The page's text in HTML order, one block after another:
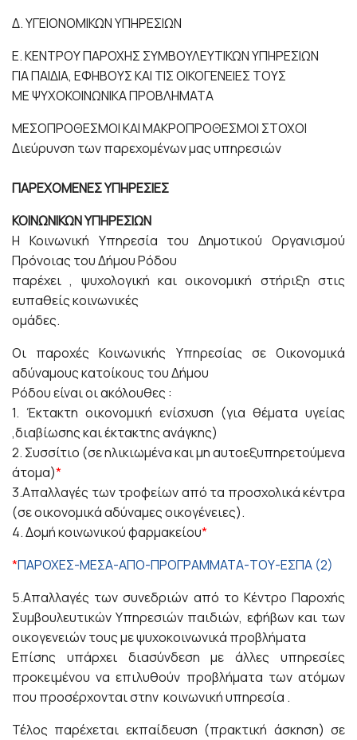
Δ. ΥΓΕΙΟΝΟΜΙΚΩΝ ΥΠΗΡΕΣΙΩΝ
Ε. ΚΕΝΤΡΟΥ ΠΑΡΟΧΗΣ ΣΥΜΒΟΥΛΕΥΤΙΚΩΝ ΥΠΗΡΕΣΙΩΝ
ΓΙΑ ΠΑΙΔΙΑ, ΕΦΗΒΟΥΣ ΚΑΙ ΤΙΣ ΟΙΚΟΓΕΝΕΙΕΣ ΤΟΥΣ
ΜΕ ΨΥΧΟΚΟΙΝΩΝΙΚΑ ΠΡΟΒΛΗΜΑΤΑ
ΜΕΣΟΠΡΟΘΕΣΜΟΙ ΚΑΙ ΜΑΚΡΟΠΡΟΘΕΣΜΟΙ ΣΤΟΧΟΙ
Διεύρυνση των παρεχομένων μας υπηρεσιών
ΠΑΡΕΧΟΜΕΝΕΣ ΥΠΗΡΕΣΙΕΣ
ΚΟΙΝΩΝΙΚΩΝ ΥΠΗΡΕΣΙΩΝ
Η Κοινωνική Υπηρεσία του Δημοτικού Οργανισμού
Πρόνοιας του Δήμου Ρόδου
παρέχει , ψυχολογική και οικονομική στήριξη στις
ευπαθείς κοινωνικές
ομάδες.
Οι παροχές Κοινωνικής Υπηρεσίας σε Οικονομικά
αδύναμους κατοίκους του Δήμου
Ρόδου είναι οι ακόλουθες :
1. Έκτακτη οικονομική ενίσχυση (για θέματα υγείας
,διαβίωσης και έκτακτης ανάγκης)
2. Συσσίτιο (σε ηλικιωμένα και μη αυτοεξυπηρετούμενα
άτομα)*
3.Απαλλαγές των τροφείων από τα προσχολικά κέντρα
(σε οικονομικά αδύναμες οικογένειες).
4. Δομή κοινωνικού φαρμακείου*
*ΠΑΡΟΧΕΣ-ΜΕΣΑ-ΑΠΟ-ΠΡΟΓΡΑΜΜΑΤΑ-ΤΟΥ-ΕΣΠΑ (2)
5.Απαλλαγές των συνεδριών από το Κέντρο Παροχής
Συμβουλευτικών Υπηρεσιών παιδιών, εφήβων και των
οικογενειών τους με ψυχοκοινωνικά προβλήματα
Επίσης υπάρχει διασύνδεση με άλλες υπηρεσίες
προκειμένου να επιλυθούν προβλήματα των ατόμων
που προσέρχονται στην κοινωνική υπηρεσία .
Τέλος παρέχεται εκπαίδευση (πρακτική άσκηση) σε